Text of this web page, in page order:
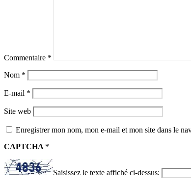
Commentaire *
Nom *
E-mail *
Site web
Enregistrer mon nom, mon e-mail et mon site dans le
CAPTCHA *
Saisissez le texte affiché ci-dessus: